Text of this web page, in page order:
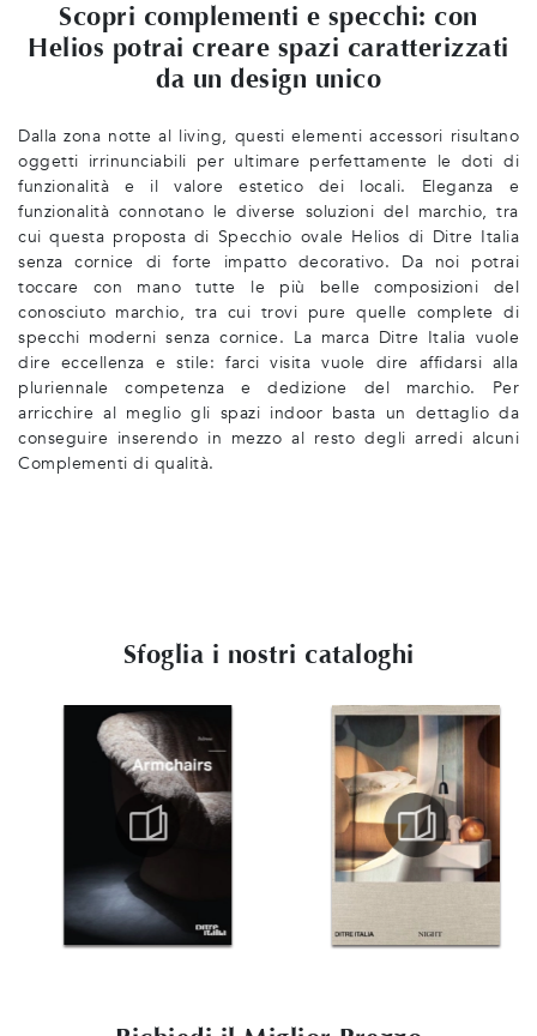
Scopri complementi e specchi: con
Helios potrai creare spazi caratterizzati
da un design unico
Dalla zona notte al living, questi elementi accessori risultano
oggetti irrinunciabili per ultimare perfettamente le doti di
funzionalità e il valore estetico dei locali. Eleganza e
funzionalità connotano le diverse soluzioni del marchio, tra
cui questa proposta di Specchio ovale Helios di Ditre Italia
senza cornice di forte impatto decorativo. Da noi potrai
toccare con mano tutte le più belle composizioni del
conosciuto marchio, tra cui trovi pure quelle complete di
specchi moderni senza cornice. La marca Ditre Italia vuole
dire eccellenza e stile: farci visita vuole dire affidarsi alla
pluriennale competenza e dedizione del marchio. Per
arricchire al meglio gli spazi indoor basta un dettaglio da
conseguire inserendo in mezzo al resto degli arredi alcuni
Complementi di qualità.
Sfoglia i nostri cataloghi